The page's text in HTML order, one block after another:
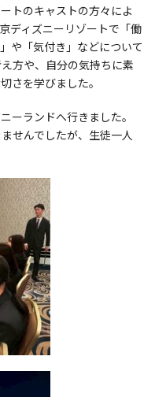
トのキャストの方々によ
ディズニーリゾートで「働
や「気付き」などについて
方や、自分の気持ちに素
さを学びました。
ーランドへ行きました。
せんでしたが、生徒一人